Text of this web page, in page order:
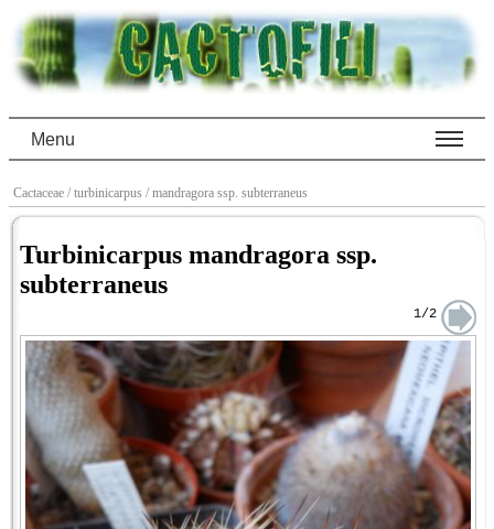
Menu
Cactaceae / turbinicarpus / mandragora ssp. subterraneus
Turbinicarpus mandragora ssp.
subterraneus
1/2